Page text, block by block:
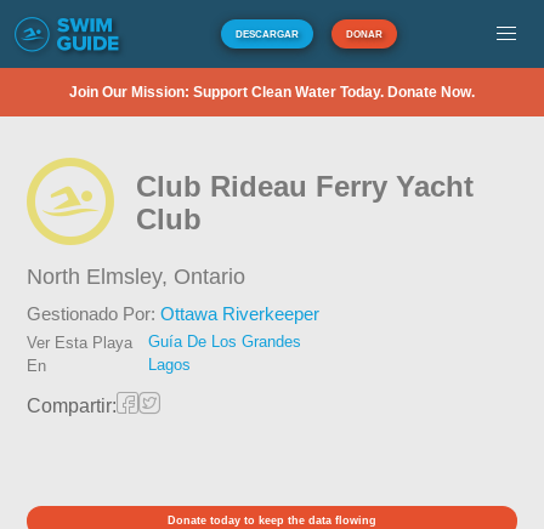
DESCARGAR DONAR
Join Our Mission: Support Clean Water Today. Donate Now.
Club Rideau Ferry Yacht
Club
North Elmsley, Ontario
Gestionado Por:Ottawa Riverkeeper
Ver Esta Playa
En
Guía De Los Grandes
Lagos
Compartir:
Donate today to keep the data flowing